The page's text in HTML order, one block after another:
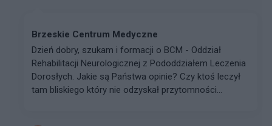
Brzeskie Centrum Medyczne
Dzień dobry, szukam i formacji o BCM - Oddział
Rehabilitacji Neurologicznej z Pododdziałem Leczenia
Dorosłych. Jakie są Państwa opinie? Czy ktoś leczył
tam bliskiego który nie odzyskał przytomności...